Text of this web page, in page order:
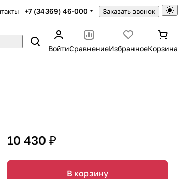
+7 (34369) 46-000 Заказать звонок
ВойтиСравнениеИзбранноеКорзина
10 430 ₽
В корзину